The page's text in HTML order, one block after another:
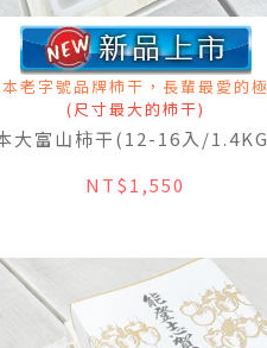
本老字號品牌柿干，長輩最愛的
(尺寸最大的柿干)
大富山柿干(12-16入/
NT$1,550